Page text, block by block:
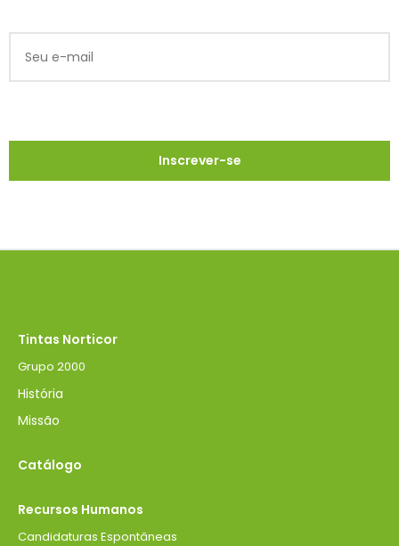
Tintas Norticor
Grupo 2000
História
Missão
Catálogo
Recursos Humanos
Candidaturas Espontâneas